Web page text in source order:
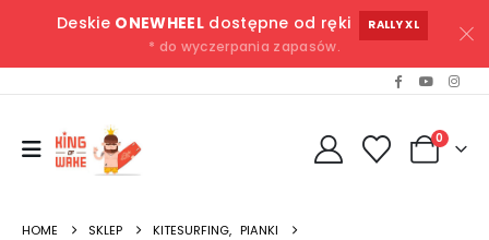
Deskie ONEWHEELdostępne od ręki RALLY XL
* do wyczerpania zapasów.
0
HOME SKLEP KITESURFING, PIANKI